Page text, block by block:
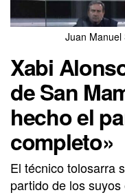
Juan Manuel
Xabi
de San
hecho el
completo»
El técnico tolosarra
partido de los